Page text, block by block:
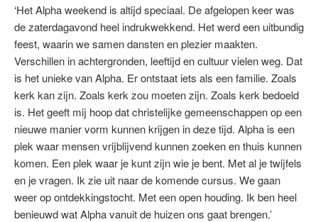
‘Het Alpha weekend is altijd speciaal. De afgelopen keer was
de zaterdagavond heel indrukwekkend. Het werd een uitbundig
feest, waarin we samen dansten en plezier maakten.
Verschillen in achtergronden, leeftijd en cultuur vielen weg. Dat
is het unieke van Alpha. Er ontstaat iets als een familie. Zoals
kerk kan zijn. Zoals kerk zou moeten zijn. Zoals kerk bedoeld
is. Het geeft mij hoop dat christelijke gemeenschappen op een
nieuwe manier vorm kunnen krijgen in deze tijd. Alpha is een
plek waar mensen vrijblijvend kunnen zoeken en thuis kunnen
komen. Een plek waar je kunt zijn wie je bent. Met al je twijfels
en je vragen. Ik zie uit naar de komende cursus. We gaan
weer op ontdekkingstocht. Met een open houding. Ik ben heel
benieuwd wat Alpha vanuit de huizen ons gaat brengen.’